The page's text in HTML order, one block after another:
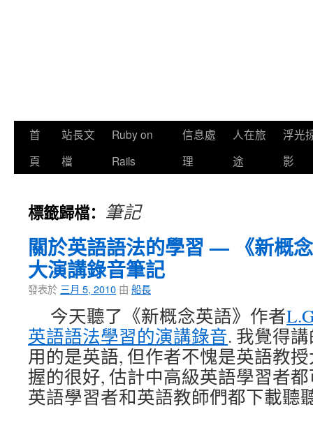
首
頁
站長文
檔
Ruby on
Rails
信息處
理
人在旅
途
浮光
影
標籤歸檔： 筆記
關於英語語法的學習 — 《新概
大演講錄音筆記
發表於 三月 5, 2010 由 船長
今天聽了《新概念英語》作者
英語語法學習的演講錄音. 我覺得
用的是英語, 但作者不愧是英語教
握的很好, 估計中高級英語學習者
英語學習者和英語教師們都下載聽